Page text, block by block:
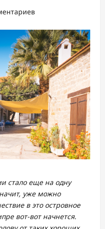
стало еще на одну
уже можно
в это островное
вот-вот начнется.